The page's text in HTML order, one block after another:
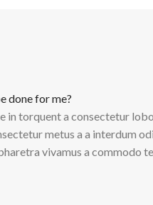
done for me?
in torquent a consectetur
metus a a interdum
vivamus a commodo